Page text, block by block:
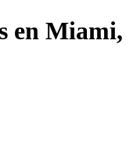
en Miami,